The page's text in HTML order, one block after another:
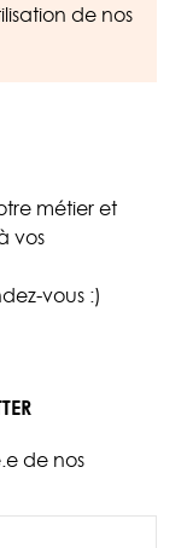
de nos
métier et
vos
vous :)
de nos